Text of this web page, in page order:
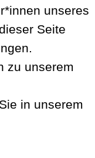
unseres
Seite
zu unserem
in unserem